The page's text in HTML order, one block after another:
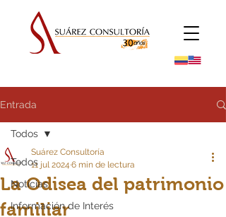
Entrada
Todos
Noticias
Información de Interés
Todos
La Odisea del patrimonio
familiar
Suárez Consultoría
11 jul 2024 6 min de lectura